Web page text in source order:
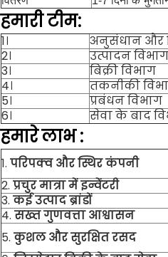
हमारी टीम:
1।
अनुसंधान और
2।
उत्पादन विभाग
3।
बिक्री विभाग
4।
तकनीकी
5।
प्रबंधन विभाग
6।
सेवा के बाद
हमारेलाभ :
1. परिपक्व और स्थिर कंपनी
2. प्रचुर मात्रा में इन्वेंटरी
3. कई उत्पाद ब्रांडों
4. सख्त गुणवत्ता आश्वासन
5. कुशल और सुरक्षित रसद